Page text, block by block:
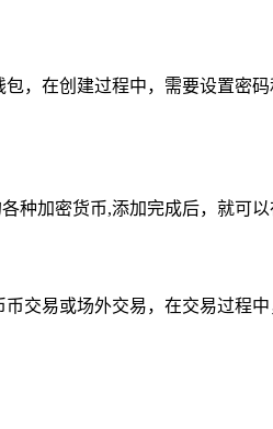
，在创建过程中，需要设置密
种加密货币,添加完成后，就可
交易或场外交易，在交易过程